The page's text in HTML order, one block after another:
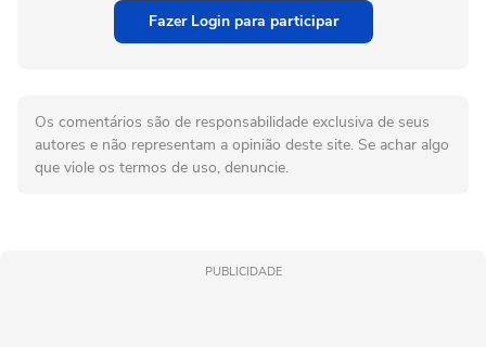
Fazer Login para participar
Os comentários são de responsabilidade exclusiva de seus
autores e não representam a opinião deste site. Se achar algo
que viole os termos de uso, denuncie.
PUBLICIDADE